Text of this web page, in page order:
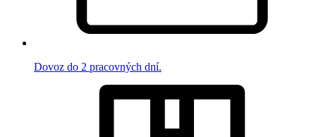
Dovoz do 2 pracovných dní.